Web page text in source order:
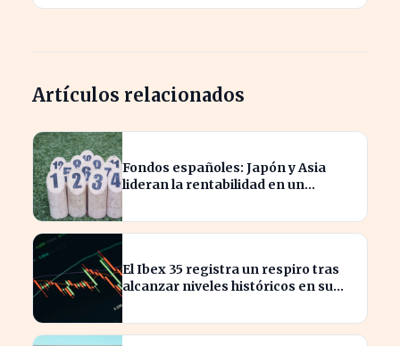
Artículos relacionados
Fondos españoles: Japón y Asia
lideran la rentabilidad en un
El Ibex 35 registra un respiro tras
alcanzar niveles históricos en su